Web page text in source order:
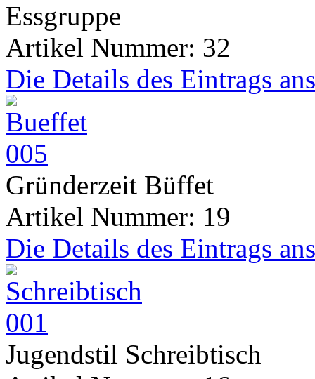
Essgruppe
Artikel Nummer: 32
Die Details des Eintrags
Gründerzeit Büffet
Artikel Nummer: 19
Die Details des Eintrags
Jugendstil Schreibtisch